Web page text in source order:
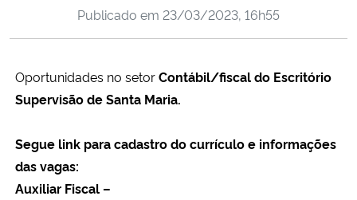
Ministério da Cidadania
Ministério de Minas e Energia
Ministério da Ciência, Tecnologia, Inovações e Comunicações
Ministério do Meio Ambiente
Publicado em 23/03/2023, 16h55
Oportunidades no setorContábil/fiscal do Escritório
Supervisão de Santa Maria.
Segue link para cadastro do currículo e informações
das vagas:
Auxiliar Fiscal –